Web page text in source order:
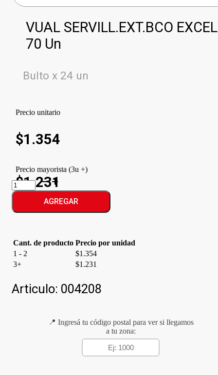
VUAL SERVILL.EXT.BCO EXCEL
70 Un
Bulto x 24 un
Precio unitario
$1.354
Precio mayorista (3u +)
$1.231
VUAL
SERVILL.EXT.BCO
EXCEL
AGREGAR
Cant. de producto Precio por unidad
1 - 2
$1.354
3+
$1.231
Articulo: 004208
📍 Ingresá tu código postal para ver si llegamos
a tu zona: